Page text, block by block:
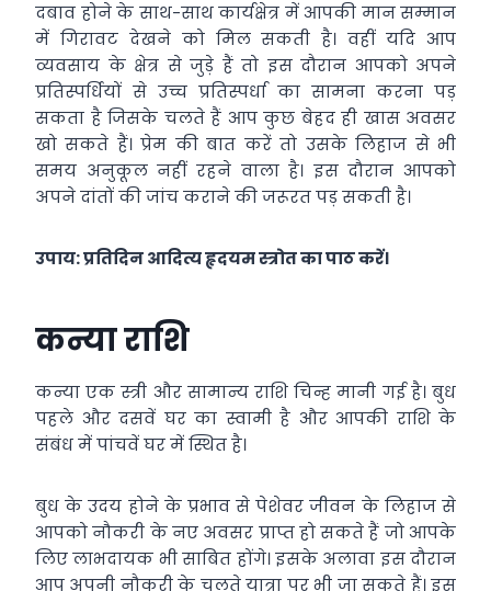
दबाव होने के साथ-साथ कार्यक्षेत्र में आपकी मान सम्मान
में गिरावट देखने को मिल सकती है। वहीं यदि आप
व्यवसाय के क्षेत्र से जुड़े हैं तो इस दौरान आपको अपने
प्रतिस्पर्धियों से उच्च प्रतिस्पर्धा का सामना करना पड़
सकता है जिसके चलते हैं आप कुछ बेहद ही खास अवसर
खो सकते हैं। प्रेम की बात करें तो उसके लिहाज से भी
समय अनुकूल नहीं रहने वाला है। इस दौरान आपको
अपने दांतों की जांच कराने की जरूरत पड़ सकती है।
उपाय: प्रतिदिन आदित्य हृदयम स्त्रोत का पाठ करें।
कन्या राशि
कन्या एक स्त्री और सामान्य राशि चिन्ह मानी गई है। बुध
पहले और दसवें घर का स्वामी है और आपकी राशि के
संबंध में पांचवें घर में स्थित है।
बुध के उदय होने के प्रभाव से पेशेवर जीवन के लिहाज से
आपको नौकरी के नए अवसर प्राप्त हो सकते हैं जो आपके
लिए लाभदायक भी साबित होंगे। इसके अलावा इस दौरान
आप अपनी नौकरी के चलते यात्रा पर भी जा सकते हैं। इस